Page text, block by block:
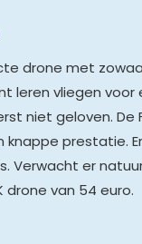
drone met
leren vliegen voor
niet geloven. De
prestatie.
Verwacht er
drone van 54 euro.